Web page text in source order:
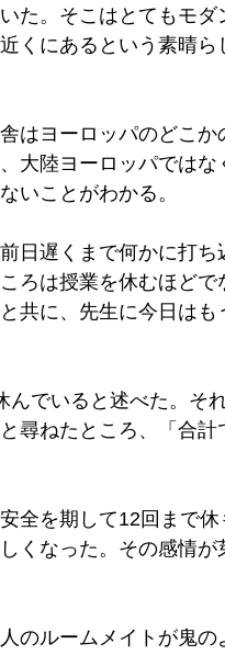
た。そこはとてもモダ
くにあるという素晴ら
はヨーロッパのどこか
大陸ヨーロッパではな
いことがわかる。
日遅くまで何かに打ち
ろは授業を休むほどで
共に、先生に今日はも
でいると述べた。そ
尋ねたところ、「合計
全を期して12回まで休
くなった。その感情が
のルームメイトが鬼の